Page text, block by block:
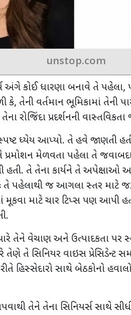
unstop.com
અંગે કોઈ ધારણા બનાવે તે પહેલા,
કે, તેની વર્તમાન ભૂમિકામાં તેની
રોજિંદા પ્રદર્શનની વાસ્તવિકતા
ધ્યેય આપ્યો. તે હવે જાણતી
પ્રમોશન મેળવતા પહેલા તે
હતી. તે તેના કાર્યને તે અપેક્ષાઓ
તે પહેલાથી જ આગલા સ્તર માટે
માટે ચાર ટિપ્સ પણ આપી
તેને વેચાણ અને ઉત્પાદકતા પર
તેણે તે સિનિયર વાઇસ પ્રેસિડેન્ટ
હિસ્સેદારો સાથે બેઠકોનો
તેને તેના સિનિયર્સ સાથે